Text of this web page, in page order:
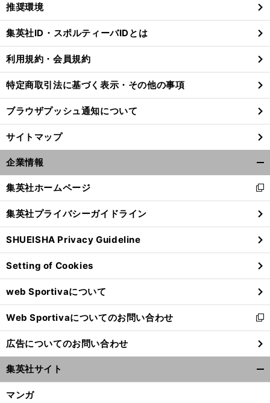
閉
る
推奨環境
集英社ID・スポルティーバIDとは
利用規約・会員規約
特定商取引法に基づく表示・その他の事項
ブラウザプッシュ通知について
サイトマップ
企業情報
閉
る
集英社ホームページ
新
し
い
ウ
ィ
ン
ド
ウ
で
開
く
集英社プライバシーガイドライン
SHUEISHA Privacy Guideline
Setting of Cookies
web Sportivaについて
Web Sportivaについてのお問い合わせ
新
し
い
ウ
ィ
ン
広告についてのお問い合わせ
集英社サイト
マンガ